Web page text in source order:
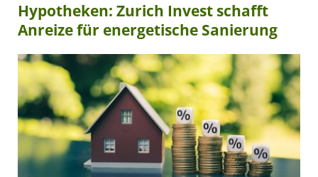
Hypotheken: Zurich Invest schafft
Anreize für energetische Sanierung